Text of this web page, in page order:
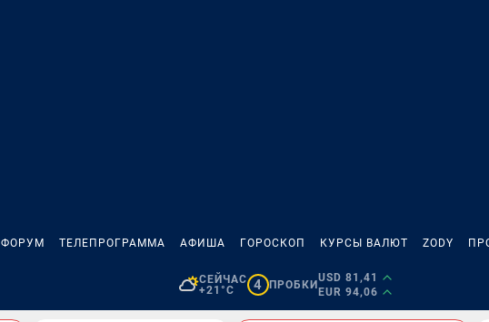
ФОРУМ ТЕЛЕПРОГРАММА АФИША ГОРОСКОП КУРСЫ ВАЛЮТ ZODY
СЕЙЧАС
+21°C
4 ПРОБКИ
USD 81,41
EUR 94,06